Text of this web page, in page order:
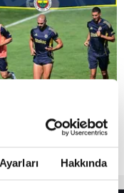
Hakkında